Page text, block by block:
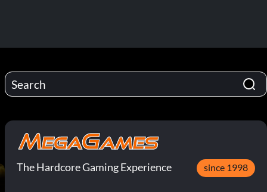
The Hardcore Gaming Experience since 1998